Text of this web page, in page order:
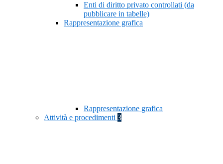
Enti di diritto privato controllati (da
pubblicare in tabelle)
Rappresentazione grafica
Rappresentazione grafica
Attività e procedimenti 3